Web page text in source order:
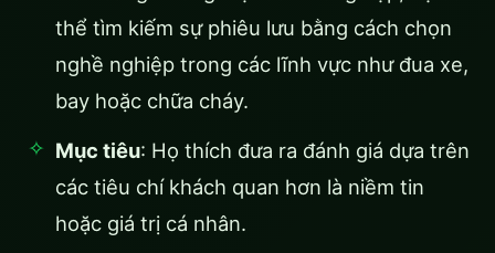
thể tìm kiếm sự phiêu lưu bằng cách chọn
nghề nghiệp trong các lĩnh vực như đua xe,
bay hoặc chữa cháy.
Mục tiêu: Họ thích đưa ra đánh giá dựa trên
các tiêu chí khách quan hơn là niềm tin
hoặc giá trị cá nhân.